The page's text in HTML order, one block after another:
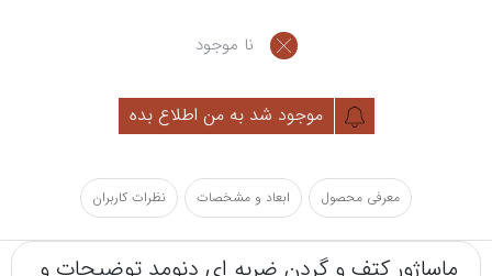
نا موجود
موجود شد به من اطلاع بده
معرفی محصول ابعاد و مشخصات نظرات کاربران
ماساژور کتف و گردن ضربه ای دنومد توضیحات و